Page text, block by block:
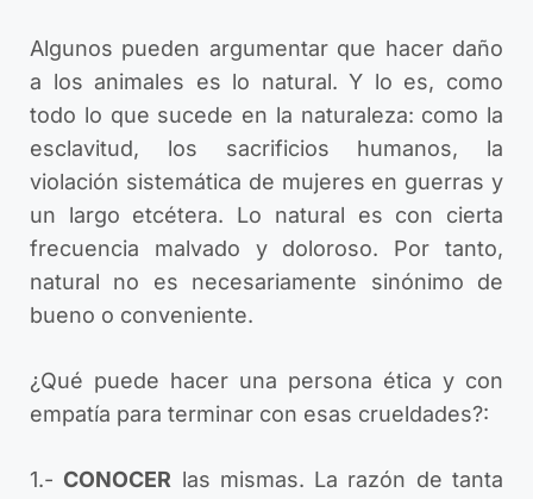
Algunos pueden argumentar que hacer daño
a los animales es lo natural. Y lo es, como
todo lo que sucede en la naturaleza: como la
esclavitud, los sacrificios humanos, la
violación sistemática de mujeres en guerras y
un largo etcétera. Lo natural es con cierta
frecuencia malvado y doloroso. Por tanto,
natural no es necesariamente sinónimo de
bueno o conveniente.
¿Qué puede hacer una persona ética y con
empatía para terminar con esas crueldades?:
1.-CONOCER las mismas. La razón de tanta